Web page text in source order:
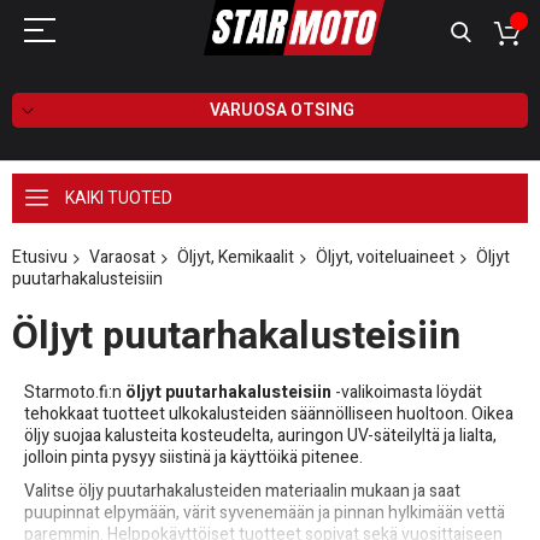
VARUOSA OTSING
KAIKI TUOTED
Etusivu Varaosat Öljyt, Kemikaalit Öljyt, voiteluaineet
Öljyt
puutarhakalusteisiin
Öljyt puutarhakalusteisiin
Starmoto.fi:n öljyt puutarhakalusteisiin -valikoimasta löydät
tehokkaat tuotteet ulkokalusteiden säännölliseen huoltoon. Oikea
öljy suojaa kalusteita kosteudelta, auringon UV-säteilyltä ja lialta,
jolloin pinta pysyy siistinä ja käyttöikä pitenee.
Valitse öljy puutarhakalusteiden materiaalin mukaan ja saat
puupinnat elpymään, värit syvenemään ja pinnan hylkimään vettä
paremmin. Helppokäyttöiset tuotteet sopivat sekä vuosittaiseen